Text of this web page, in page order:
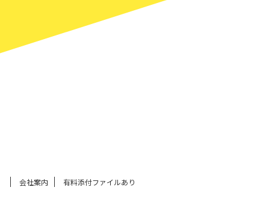
会社案内 有料添付ファイルあり